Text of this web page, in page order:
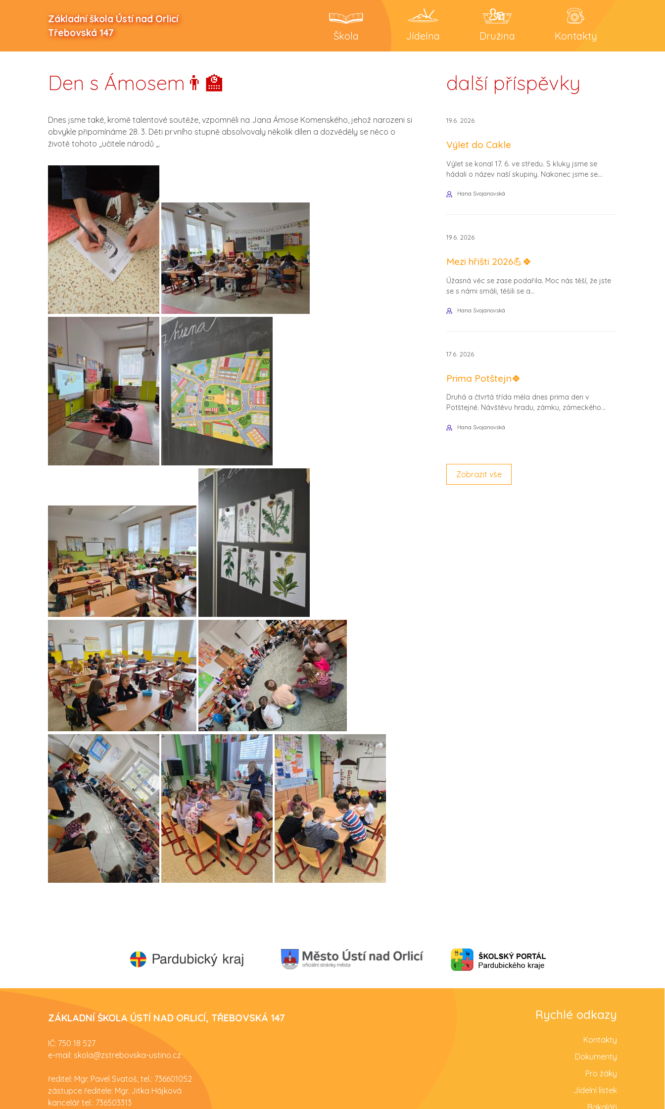
Základní škola Ústí nad Orlicí
Třebovská 147
Škola Jídelna Družina Kontakty
Den s Ámosem👨‍🏫
Dnes jsme také, kromě talentové soutěže, vzpomněli na Jana Ámose Komenského, jehož narozeni si
obvykle připomínáme 28. 3. Děti prvního stupně absolvovaly několik dílen a dozvěděly se něco o
životě tohoto „učitele národů „.
další příspěvky
19.6. 2026
Výlet do Cakle
Výlet se konal 17. 6. ve středu. S kluky jsme se
hádali o název naší skupiny. Nakonec jsme se...
Hana Svojanovská
19.6. 2026
Mezi hřišti 2026💪🍀
Úžasná věc se zase podařila. Moc nás těší, že jste
se s námi smáli, těšili se a...
Hana Svojanovská
17.6. 2026
Prima Potštejn🍀
Druhá a čtvrtá třída měla dnes prima den v
Potštejně. Návštěvu hradu, zámku, zámeckého...
Hana Svojanovská
Zobrazit vše
ZÁKLADNÍ ŠKOLA ÚSTÍ NAD ORLICÍ, TŘEBOVSKÁ 147
IČ: 750 18 527
e-mail: skola@zstrebovska-ustino.cz
ředitel: Mgr. Pavel Svatoš, tel.: 736601052
zástupce ředitele: Mgr. Jitka Hájková
kancelář tel.: 736503313
Rychlé odkazy
Kontakty
Dokumenty
Pro žáky
Jídelní lístek